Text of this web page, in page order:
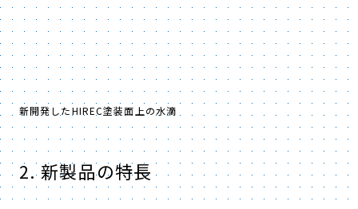
新開発したHIREC塗装面上の水滴
2. 新製品の特長